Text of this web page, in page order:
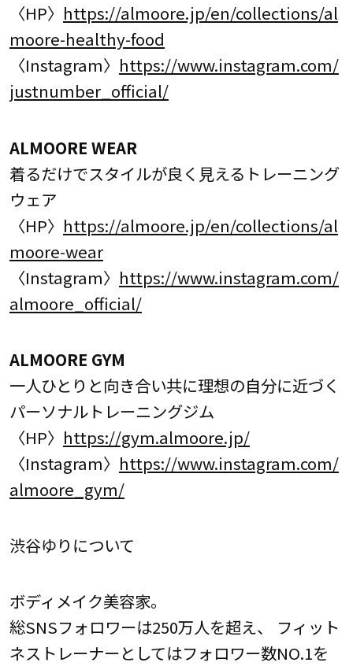
〈HP〉 https://almoore.jp/en/collections/al
moore-healthy-food
〈Instagram〉 https://www.instagram.com/
justnumber_official/
ALMOORE WEAR
着るだけでスタイルが良く見えるトレーニング
ウェア
〈HP〉 https://almoore.jp/en/collections/al
moore-wear
〈Instagram〉 https://www.instagram.com/
almoore_official/
ALMOORE GYM
一人ひとりと向き合い共に理想の自分に近づく
パーソナルトレーニングジム
〈HP〉 https://gym.almoore.jp/
〈Instagram〉 https://www.instagram.com/
almoore_gym/
渋谷ゆりについて
ボディメイク美容家。
総SNSフォロワーは250万人を超え、 フィット
ネストレーナーとしてはフォロワー数NO.1を